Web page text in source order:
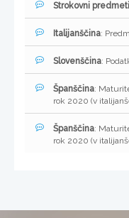
Strokovni predmeti
Italijanščina:
Slovenščina:
Španščina:
rok 2020 (v
Španščina:
rok 2020 (v